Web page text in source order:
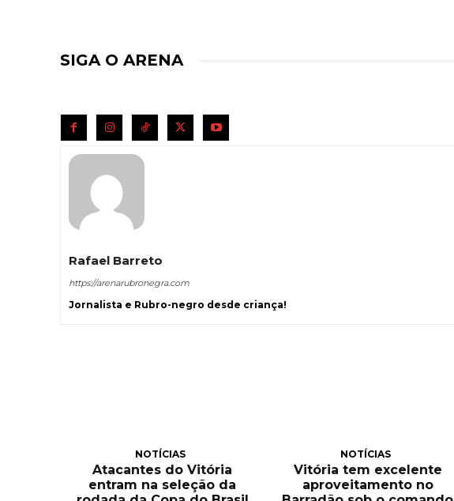
SIGA O ARENA
Rafael Barreto
https://arenarubronegra.com
Jornalista e Rubro-negro desde criança!
NOTÍCIAS
Atacantes do Vitória
entram na seleção da
NOTÍCIAS
Vitória tem excelente
aproveitamento no